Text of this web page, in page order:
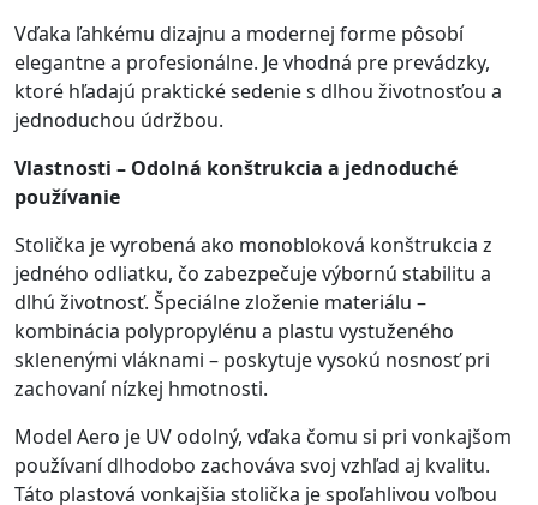
Vďaka ľahkému dizajnu a modernej forme pôsobí
elegantne a profesionálne. Je vhodná pre prevádzky,
ktoré hľadajú praktické sedenie s dlhou životnosťou a
jednoduchou údržbou.
Vlastnosti – Odolná konštrukcia a jednoduché
používanie
Stolička je vyrobená ako monobloková konštrukcia z
jedného odliatku, čo zabezpečuje výbornú stabilitu a
dlhú životnosť. Špeciálne zloženie materiálu –
kombinácia polypropylénu a plastu vystuženého
sklenenými vláknami – poskytuje vysokú nosnosť pri
zachovaní nízkej hmotnosti.
Model Aero je UV odolný, vďaka čomu si pri vonkajšom
používaní dlhodobo zachováva svoj vzhľad aj kvalitu.
Táto plastová vonkajšia stolička je spoľahlivou voľbou